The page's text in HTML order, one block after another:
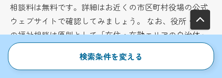
相談料は無料です。詳細はお近くの市区町村役場の公式
ウェブサイトで確認してみましょう。 なお、役所・役場
の福祉相談は原則として「在住・在勤エリアの自治体」
が窓口になります。別の自治体に相談しても、居住地の
役所を案内されますのでご留意ください。
検索条件を変える